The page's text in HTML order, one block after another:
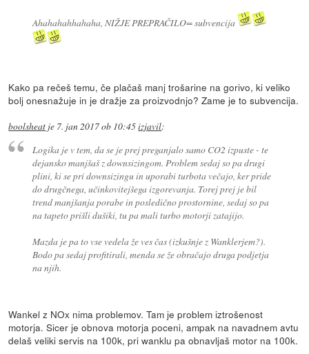
Ahahahahhahaha, NIŽJE PREPRAČILO= subvencija
Kako pa rečeš temu, če plačaš manj trošarine na gorivo, ki veliko
bolj onesnažuje in je dražje za proizvodnjo? Zame je to subvencija.
boolsheat je 7. jan 2017 ob 10:45izjavil:
Logika je v tem, da se je prej preganjalo samo CO2 izpuste - te
dejansko manjšaš z downsizingom. Problem sedaj so pa drugi
plini, ki se pri downsizingu in uporabi turbota večajo, ker pride
do drugčnega, učinkovitejšega izgorevanja. Torej prej je bil
trend manjšanja porabe in posledično prostornine, sedaj so pa
na tapeto prišli dušiki, tu pa mali turbo motorji zatajijo.
Mazda je pa to vse vedela že ves čas (izkušnje z Wanklerjem?).
Bodo pa sedaj profitirali, menda se že obračajo druga podjetja
na njih.
Wankel z NOx nima problemov. Tam je problem iztrošenost
motorja. Sicer je obnova motorja poceni, ampak na navadnem avtu
delaš veliki servis na 100k, pri wanklu pa obnavljaš motor na 100k.